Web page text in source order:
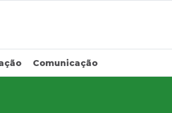
Comunicação